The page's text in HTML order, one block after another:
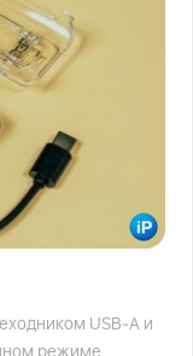
USB‑A и